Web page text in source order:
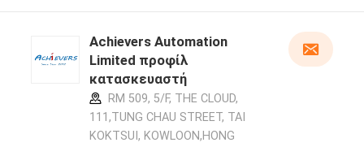
Achievers Automation
Limited προφίλ
κατασκευαστή
RM 509, 5/F, THE CLOUD,
111,TUNG CHAU STREET, TAI
KOKTSUI, KOWLOON,HONG